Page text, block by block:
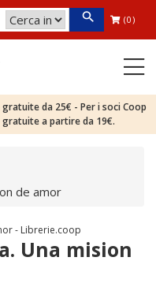
(0)
da 25€ - Per i soci Coop
a partire da 19€.
de amor
Una mision